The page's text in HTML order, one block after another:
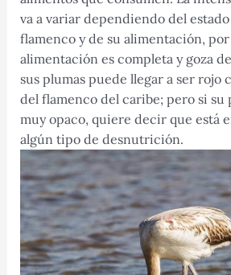
va a variar dependiendo del
flamenco y de su alimentación, por
alimentación es completa y goza
sus plumas puede llegar a ser rojo
del flamenco del caribe; pero si su
muy opaco, quiere decir que está
algún tipo de desnutrición.